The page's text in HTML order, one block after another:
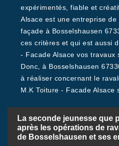
expérimentés, fiable et
Alsace est une entreprise
façade à Bosselshausen
ces critères et qui est aussi
- Facade Alsace vos travaux
Donc, à Bosselshausen
à réaliser concernant le
M.K Toiture - Facade Alsace
La seconde jeunesse que
après les opérations de
de Bosselshausen et ses